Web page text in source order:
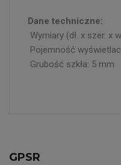
Dane techniczne:
Wymiary (dł. x szer. x
Pojemność
Grubość szkła: 5 mm
GPSR